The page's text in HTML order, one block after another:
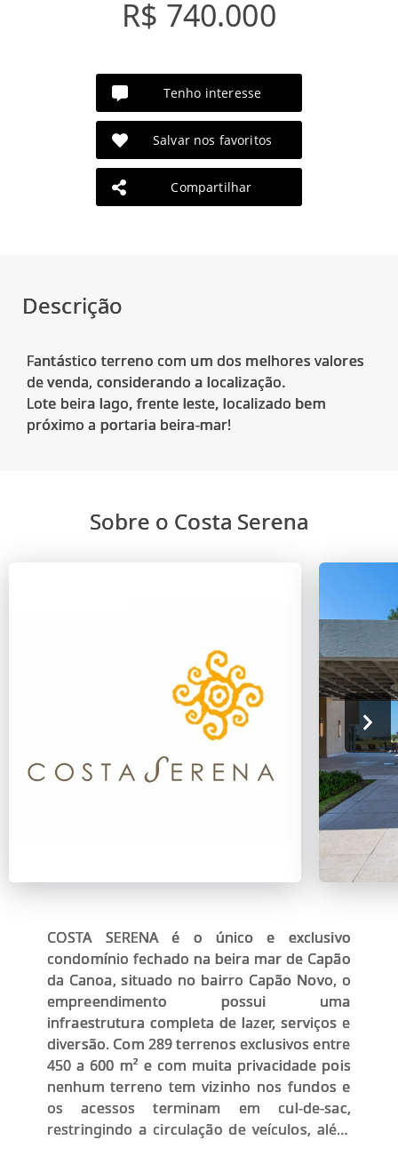
R$ 740.000
Tenho interesse
Salvar nos favoritos
Compartilhar
Descrição
Fantástico terreno com um dos melhores valores
de venda, considerando a localização.
Lote beira lago, frente leste, localizado bem
Sobre o Costa Serena
COSTA SERENA é o único e exclusivo
condomínio fechado na beira mar de Capão
da Canoa, situado no bairro Capão Novo, o
empreendimento possui uma
infraestrutura completa de lazer, serviços e
diversão. Com 289 terrenos exclusivos entre
450 a 600 m² e com muita privacidade pois
nenhum terreno tem vizinho nos fundos e
os acessos terminam em cul-de-sac,
restringindo a circulação de veículos, além